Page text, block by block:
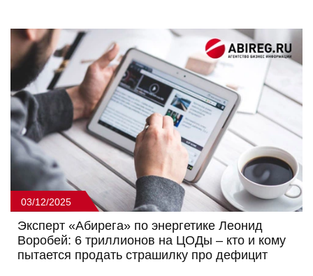
03/12/2025
Эксперт «Абирега» по энергетике Леонид
Воробей: 6 триллионов на ЦОДы – кто и кому
пытается продать страшилку про дефицит